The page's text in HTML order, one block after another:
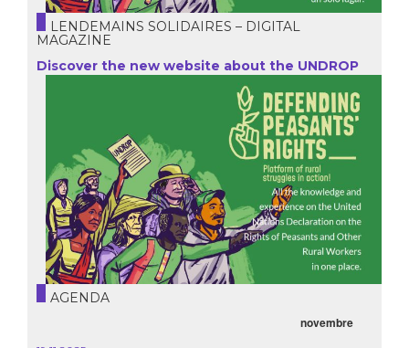
LENDEMAINS SOLIDAIRES – DIGITAL
MAGAZINE
Discover the new website about the UNDROP
AGENDA
novembre